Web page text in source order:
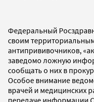
Федеральный
своим
антипрививочников,
заведомо ложную
сообщать о них в
Особое внимание
врачей и медицинских
передаче информации